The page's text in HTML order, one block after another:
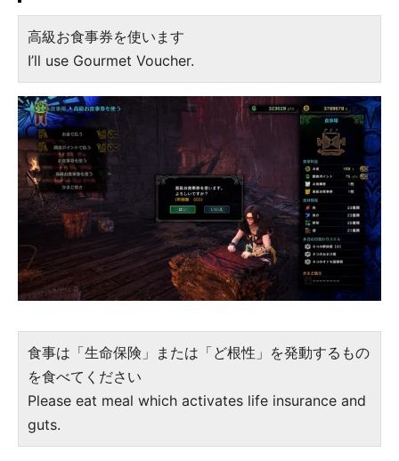
高級お食事券を使います
I’ll use Gourmet Voucher.
食事は「生命保険」または「ど根性」を発動するもの
を食べてください
Please eat meal which activates life insurance and
guts.